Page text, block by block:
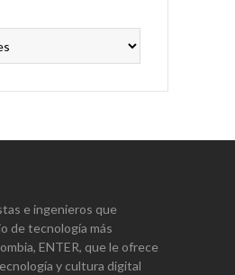
e ingenieros que
de tecnología más
ENTER, que le ofrece
y cultura digital